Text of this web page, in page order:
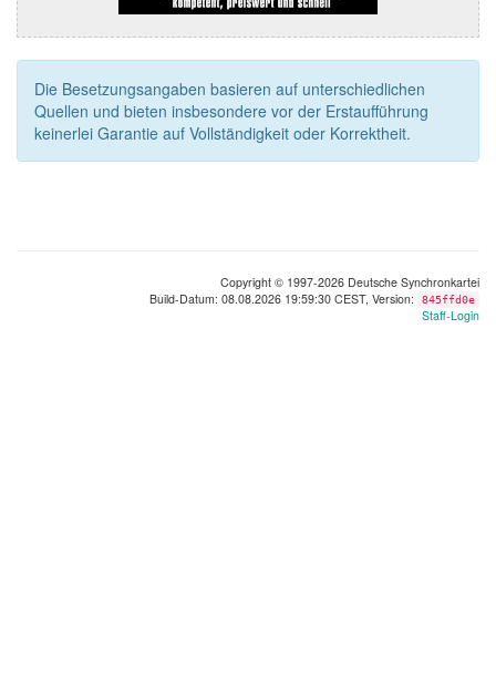
Die Besetzungsangaben basieren auf unterschiedlichen
Quellen und bieten insbesondere vor der Erstaufführung
keinerlei Garantie auf Vollständigkeit oder Korrektheit.
Copyright © 1997-2026 Deutsche Synchronkartei
Build-Datum: 08.08.2026 19:59:30 CEST, Version:
845ffd0e
Staff-Login